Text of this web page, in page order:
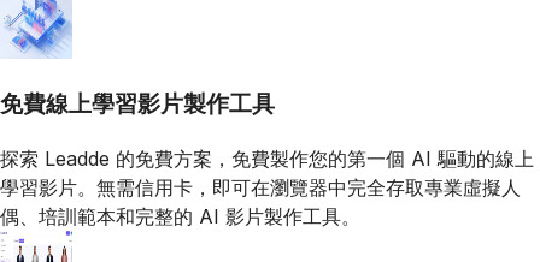
免費線上學習影片製作工具
探索 Leadde 的免費方案，免費製作您的第一個 AI 驅動的線上
學習影片。無需信用卡，即可在瀏覽器中完全存取專業虛擬人
偶、培訓範本和完整的 AI 影片製作工具。